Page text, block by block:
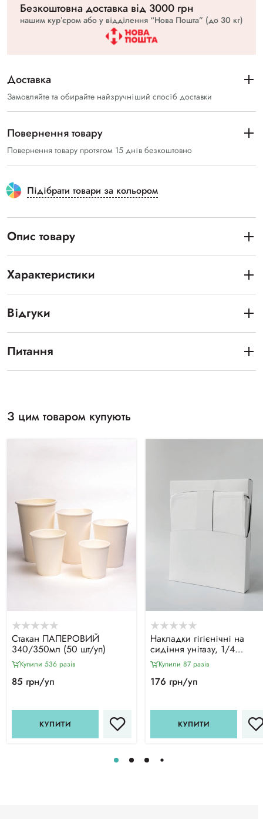
Безкоштовна доставка вiд 3000 грн
нашим курʼєром або у відділення “Нова Пошта” (до 30 кг)
Доставка
Замовляйте та обирайте найзручніший спосіб доставки
Повернення товару
Повернення товару протягом 15 днів безкоштовно
Підібрати товари за кольором
Опис товару
Характеристики
Відгуки
Питання
З цим товаром купують
Стакан ПАПЕРОВИЙ
340/350мл (50 шт/уп)
Купили 536 разiв
85 грн/уп
КУПИТИ
Накладки гігієнічні на
сидіння унітазу, 1/4
складка (200шт/уп)
Купили 87 разiв
176 грн/уп
КУПИТИ